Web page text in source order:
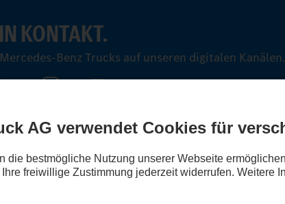
KONTAKT.
Benz Trucks auf unseren digitalen Kanälen.